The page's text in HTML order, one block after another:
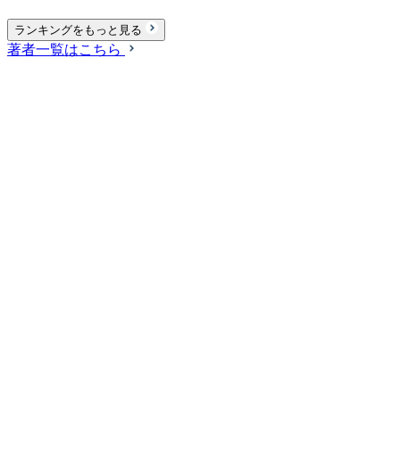
ランキングをもっと見る
著者一覧はこちら